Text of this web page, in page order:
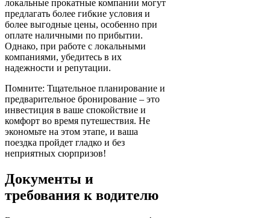
локальные прокатные компании могут
предлагать более гибкие условия и
более выгодные цены, особенно при
оплате наличными по прибытии.
Однако, при работе с локальными
компаниями, убедитесь в их
надежности и репутации.
Помните: Тщательное планирование и
предварительное бронирование – это
инвестиция в ваше спокойствие и
комфорт во время путешествия. Не
экономьте на этом этапе, и ваша
поездка пройдет гладко и без
неприятных сюрпризов!
Документы и
требования к водителю